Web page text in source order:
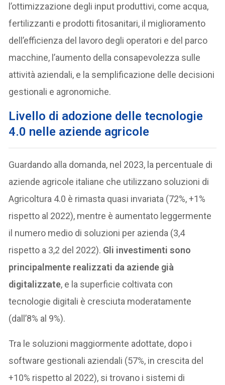
l’ottimizzazione degli input produttivi, come acqua,
fertilizzanti e prodotti fitosanitari, il miglioramento
dell’efficienza del lavoro degli operatori e del parco
macchine, l’aumento della consapevolezza sulle
attività aziendali, e la semplificazione delle decisioni
gestionali e agronomiche.
Livello di adozione delle tecnologie
4.0 nelle aziende agricole
Guardando alla domanda, nel 2023, la percentuale di
aziende agricole italiane che utilizzano soluzioni di
Agricoltura 4.0 è rimasta quasi invariata (72%, +1%
rispetto al 2022), mentre è aumentato leggermente
il numero medio di soluzioni per azienda (3,4
rispetto a 3,2 del 2022). Gli investimenti sono
principalmente realizzati da aziende già
digitalizzate, e la superficie coltivata con
tecnologie digitali è cresciuta moderatamente
(dall’8% al 9%).
Tra le soluzioni maggiormente adottate, dopo i
software gestionali aziendali (57%, in crescita del
+10% rispetto al 2022), si trovano i sistemi di